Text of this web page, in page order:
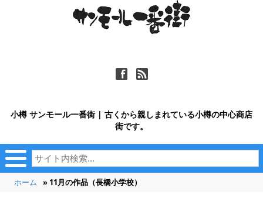
ä ñ
小樽 サンモール一番街 | 古くから親しまれている小樽の中心商店
街です。
ホーム » 11月の作品（長橋小学校）